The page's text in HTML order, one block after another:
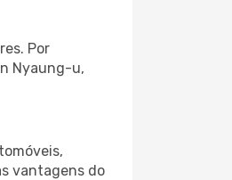
Por
Nyaung-u,
vantagens do